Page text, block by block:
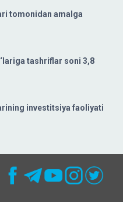
tomonidan amalga
tashriflar soni 3,8
investitsiya faoliyati